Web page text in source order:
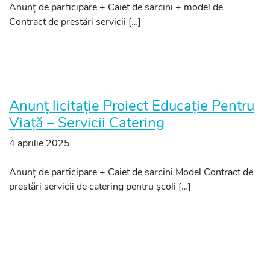
Anunț de participare + Caiet de sarcini + model de
Contract de prestări servicii […]
Anunț licitație Proiect Educație Pentru
Viață – Servicii Catering
4 aprilie 2025
Anunț de participare + Caiet de sarcini Model Contract de
prestări servicii de catering pentru școli […]